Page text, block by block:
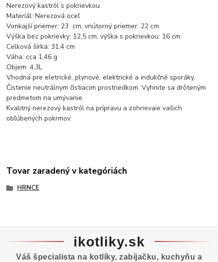
Nerezový kastról s pokrievkou.
Materíál: Nerezová oceľ
Vonkajší priemer: 23 cm, vnútorný priemer: 22 cm
Výška bez pokrievky: 12,5 cm, výška s pokrievkou: 16 cm
Celková šírka: 31,4 cm
Váha: cca 1,46 g
Objem: 4,3L
Vhodná pre eletrické, plynové, elektrické a indukčné sporáky.
Čistenie neutrálnym čistiacim prostriedkom. Vyhnite sa drôteným
predmetom na umývanie.
Kvalitný nerezový kastról na prípravu a zohrievaie vašich
obľúbených pokrmov.
Tovar zaradený v kategóriách
HRNCE
ikotliky.sk
Váš špecialista na kotlíky, zabíjačku, kuchyňu a